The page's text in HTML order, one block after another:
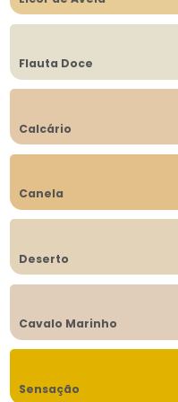
Flauta Doce
Calcário
Canela
Deserto
Cavalo Marinho
Sensação